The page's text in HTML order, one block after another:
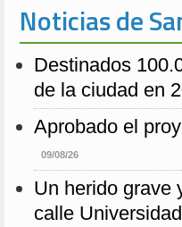
Noticias de
Destinados
de la ciudad en
Aprobado el
09/08/26
Un herido grave
calle